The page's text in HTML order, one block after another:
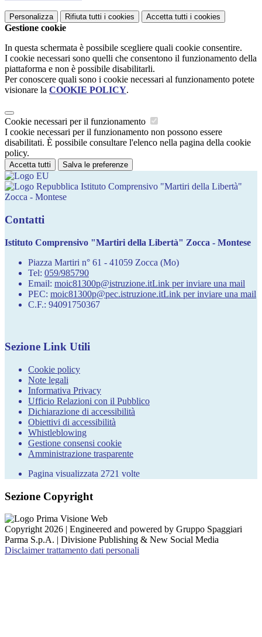
Personalizza Rifiuta tutti i cookies Accetta tutti i cookies
Gestione cookie
In questa schermata è possibile scegliere quali cookie consentire.
I cookie necessari sono quelli che consentono il funzionamento della
piattaforma e non è possibile disabilitarli.
Per conoscere quali sono i cookie necessari al funzionamento potete
visionare la COOKIE POLICY.
Cookie necessari per il funzionamento
I cookie necessari per il funzionamento non possono essere
disabilitati. È possibile consultare l'elenco nella pagina della cookie
policy.
Accetta tutti Salva le preferenze
Istituto Comprensivo "Martiri della Libertà"
Zocca - Montese
Contatti
Istituto Comprensivo "Martiri della Libertà" Zocca - Montese
Piazza Martiri n° 61 - 41059 Zocca (Mo)
Tel: 059/985790
Email: moic81300p@istruzione.itLink per inviare una mail
PEC: moic81300p@pec.istruzione.itLink per inviare una mail
C.F.: 94091750367
Sezione Link Utili
Cookie policy
Note legali
Informativa Privacy
Ufficio Relazioni con il Pubblico
Dichiarazione di accessibilità
Obiettivi di accessibilità
Whistleblowing
Gestione consensi cookie
Amministrazione trasparente
Pagina visualizzata 2721 volte
Sezione Copyright
Copyright 2026 | Engineered and powered by Gruppo Spaggiari
Parma S.p.A. | Divisione Publishing & New Social Media
Disclaimer trattamento dati personali